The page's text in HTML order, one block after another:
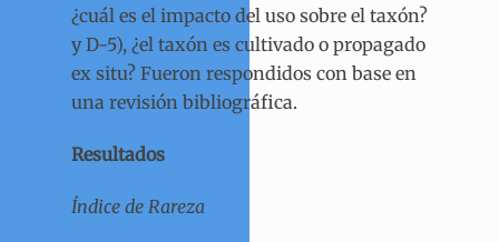
¿cuál es el impacto del uso sobre el taxón?
y D-5), ¿el taxón es cultivado o propagado
ex situ? Fueron respondidos con base en
una revisión bibliográfica.
Resultados
Índice de Rareza